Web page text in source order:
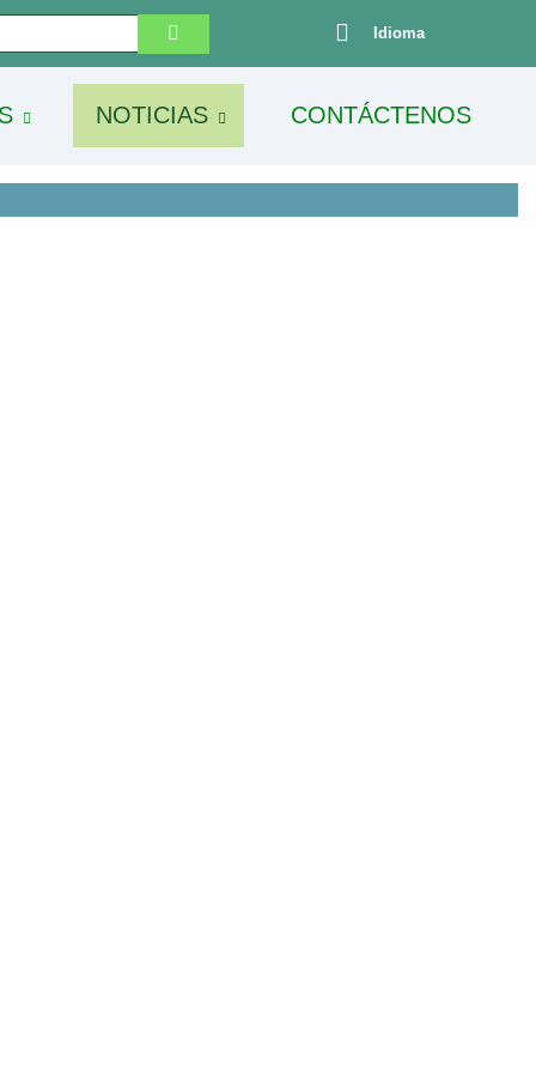
Idioma
NOTICIAS CONTÁCTENOS